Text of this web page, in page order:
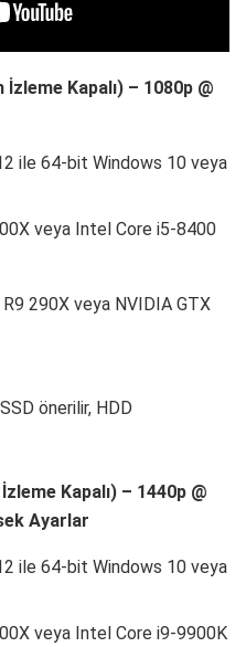
Kapalı) – 1080p @
ile 64-bit Windows 10 veya
veya Intel Core i5-8400
290X veya NVIDIA GTX
önerilir, HDD
Kapalı) – 1440p @
Ayarlar
ile 64-bit Windows 10 veya
veya Intel Core i9-9900K